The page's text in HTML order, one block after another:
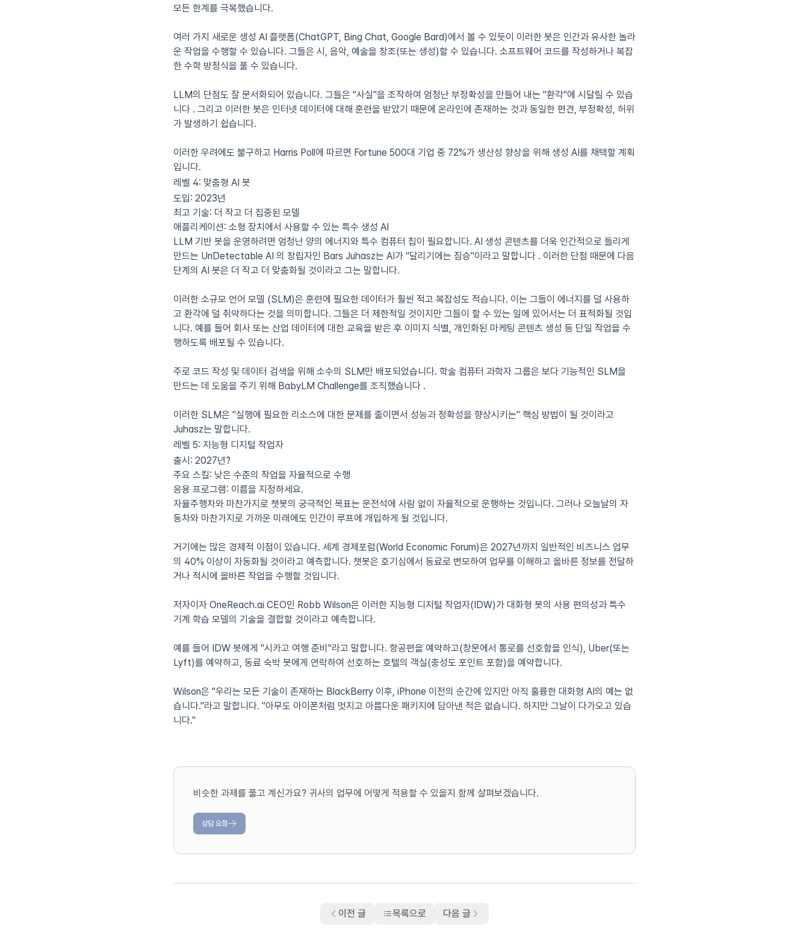
모든 한계를 극복했습니다.
여러 가지 새로운 생성 AI 플랫폼(ChatGPT, Bing Chat, Google Bard)에서 볼 수 있듯이 이러한 봇은 인간과 유사한 놀라
운 작업을 수행할 수 있습니다. 그들은 시, 음악, 예술을 창조(또는 생성)할 수 있습니다. 소프트웨어 코드를 작성하거나 복잡
한 수학 방정식을 풀 수 있습니다.
LLM의 단점도 잘 문서화되어 있습니다. 그들은 "사실"을 조작하여 엄청난 부정확성을 만들어 내는 "환각"에 시달릴 수 있습
니다 . 그리고 이러한 봇은 인터넷 데이터에 대해 훈련을 받았기 때문에 온라인에 존재하는 것과 동일한 편견, 부정확성, 허위
가 발생하기 쉽습니다.
이러한 우려에도 불구하고 Harris Poll에 따르면 Fortune 500대 기업 중 72%가 생산성 향상을 위해 생성 AI를 채택할 계획
입니다.
레벨 4: 맞춤형 AI 봇
도입: 2023년
최고 기술: 더 작고 더 집중된 모델
애플리케이션: 소형 장치에서 사용할 수 있는 특수 생성 AI
LLM 기반 봇을 운영하려면 엄청난 양의 에너지와 특수 컴퓨터 칩이 필요합니다. AI 생성 콘텐츠를 더욱 인간적으로 들리게
만드는 UnDetectable AI 의 창립자인 Bars Juhasz는 AI가 "달리기에는 짐승"이라고 말합니다 . 이러한 단점 때문에 다음
단계의 AI 봇은 더 작고 더 맞춤화될 것이라고 그는 말합니다.
이러한 소규모 언어 모델 (SLM)은 훈련에 필요한 데이터가 훨씬 적고 복잡성도 적습니다. 이는 그들이 에너지를 덜 사용하
고 환각에 덜 취약하다는 것을 의미합니다. 그들은 더 제한적일 것이지만 그들이 할 수 있는 일에 있어서는 더 표적화될 것입
니다. 예를 들어 회사 또는 산업 데이터에 대한 교육을 받은 후 이미지 식별, 개인화된 마케팅 콘텐츠 생성 등 단일 작업을 수
행하도록 배포될 수 있습니다.
주로 코드 작성 및 데이터 검색을 위해 소수의 SLM만 배포되었습니다. 학술 컴퓨터 과학자 그룹은 보다 기능적인 SLM을
만드는 데 도움을 주기 위해 BabyLM Challenge를 조직했습니다 .
이러한 SLM은 "실행에 필요한 리소스에 대한 문제를 줄이면서 성능과 정확성을 향상시키는" 핵심 방법이 될 것이라고
Juhasz는 말합니다.
레벨 5: 지능형 디지털 작업자
출시: 2027년?
주요 스킬: 낮은 수준의 작업을 자율적으로 수행
응용 프로그램: 이름을 지정하세요.
자율주행차와 마찬가지로 챗봇의 궁극적인 목표는 운전석에 사람 없이 자율적으로 운행하는 것입니다. 그러나 오늘날의 자
동차와 마찬가지로 가까운 미래에도 인간이 루프에 개입하게 될 것입니다.
거기에는 많은 경제적 이점이 있습니다. 세계 경제포럼(World Economic Forum)은 2027년까지 일반적인 비즈니스 업무
의 40% 이상이 자동화될 것이라고 예측합니다. 챗봇은 호기심에서 동료로 변모하여 업무를 이해하고 올바른 정보를 전달하
거나 적시에 올바른 작업을 수행할 것입니다.
저자이자 OneReach.ai CEO인 Robb Wilson은 이러한 지능형 디지털 작업자(IDW)가 대화형 봇의 사용 편의성과 특수
기계 학습 모델의 기술을 결합할 것이라고 예측합니다.
예를 들어 IDW 봇에게 "시카고 여행 준비"라고 말합니다. 항공편을 예약하고(창문에서 통로를 선호함을 인식), Uber(또는
Lyft)를 예약하고, 동료 숙박 봇에게 연락하여 선호하는 호텔의 객실(충성도 포인트 포함)을 예약합니다.
Wilson은 "우리는 모든 기술이 존재하는 BlackBerry 이후, iPhone 이전의 순간에 있지만 아직 훌륭한 대화형 AI의 예는 없
습니다."라고 말합니다. "아무도 아이폰처럼 멋지고 아름다운 패키지에 담아낸 적은 없습니다. 하지만 그날이 다가오고 있습
니다."
비슷한 과제를 풀고 계신가요? 귀사의 업무에 어떻게 적용할 수 있을지 함께 살펴보겠습니다.
상담 요청
이전 글 목록으로 다음 글